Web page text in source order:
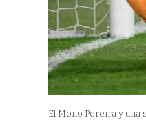
El Mono Pereira y una